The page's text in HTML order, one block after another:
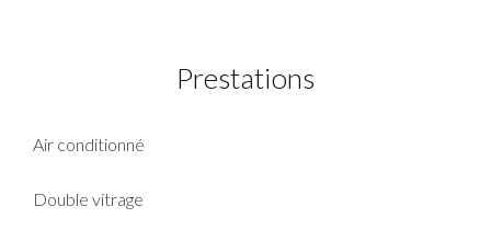
Prestations
Air conditionné
Double vitrage